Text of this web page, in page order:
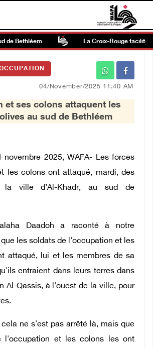
Bethléem La Croix-Rouge facilite le
04/November/2025 11:40 AM
et ses colons attaquent les
au sud de Bethléem
novembre 2025, WAFA- Les forces
les colons ont attaqué, mardi, des
la ville d’Al-Khadr, au sud de
Daadoh a raconté à notre
les soldats de l'occupation et les
attaqué, lui et les membres de sa
entraient dans leurs terres dans
Al-Qassis, à l'ouest de la ville, pour
ne s'est pas arrêté là, mais que
l'occupation et les colons les ont